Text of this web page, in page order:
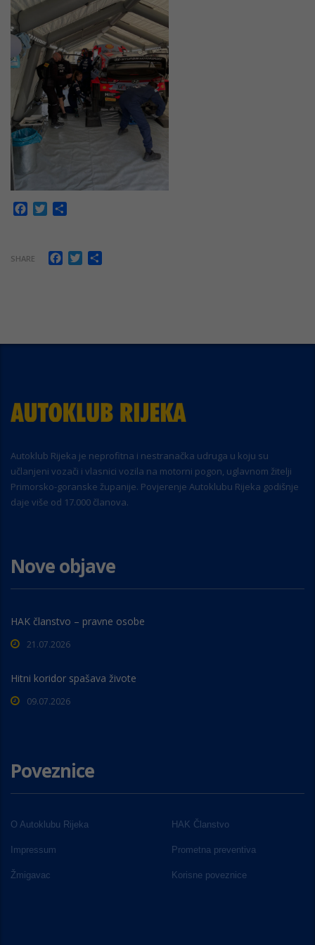
Facebook
Twitter
SHARE Facebook
Twitter
Autoklub Rijeka je neprofitna i nestranačka udruga u koju su
učlanjeni vozači i vlasnici vozila na motorni pogon, uglavnom žitelji
Primorsko-goranske županije. Povjerenje Autoklubu Rijeka godišnje
daje više od 17.000 članova.
Nove objave
HAK članstvo – pravne osobe
21.07.2026
Hitni koridor spašava živote
09.07.2026
Poveznice
O Autoklubu Rijeka HAK Članstvo
Impressum Prometna preventiva
Žmigavac Korisne poveznice